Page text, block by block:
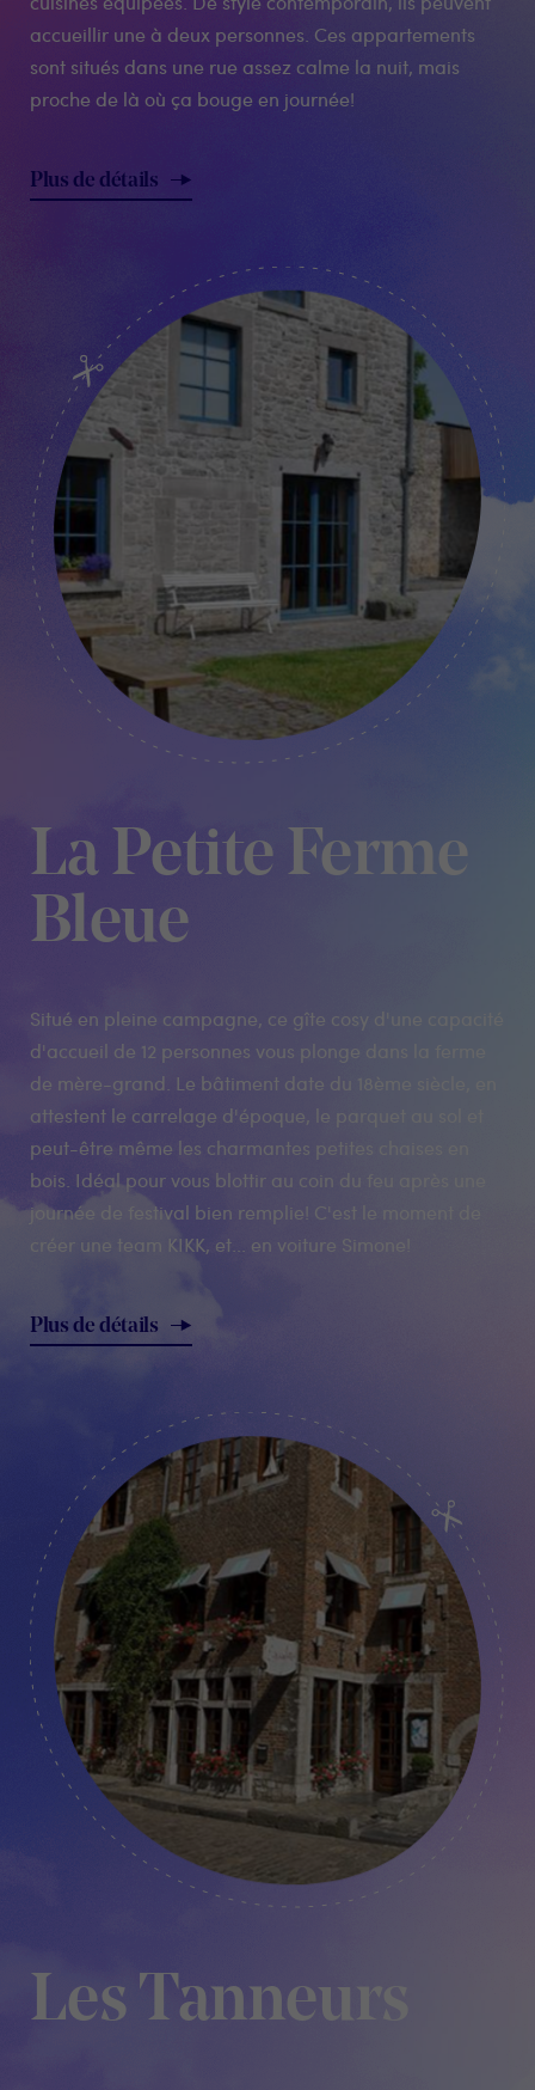
accueillir une à deux personnes. Ces appartements
sont situés dans une rue assez calme la nuit, mais
proche de là où ça bouge en journée!
Plus de détails
La Petite Ferme
Bleue
Situé en pleine campagne, ce gîte cosy d'une capacité
d'accueil de 12 personnes vous plonge dans la ferme
de mère-grand. Le bâtiment date du 18ème siècle, en
attestent le carrelage d'époque, le parquet au sol et
peut-être même les charmantes petites chaises en
bois. Idéal pour vous blottir au coin du feu après une
journée de festival bien remplie! C'est le moment de
créer une team KIKK, et... en voiture Simone!
Plus de détails
Les Tanneurs